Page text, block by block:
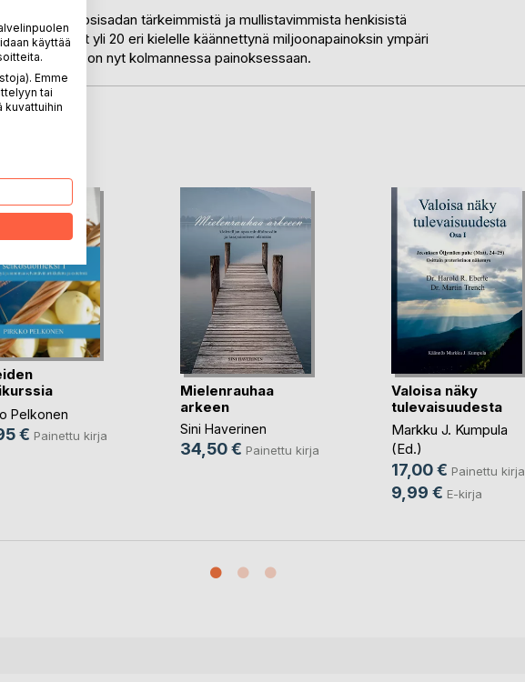
yksi 20. vuosisadan tärkeimmistä ja mullistavimmista henkisistä
on levinnyt yli 20 eri kielelle käännettynä miljoonapainoksin ympäri
2003 ja on nyt kolmannessa painoksessaan.
I
Pelkonen
€ Painettu kirja
Mielenrauhaa
arkeen
Sini Haverinen
34,50 € Painettu kirja
Valoisa näky
tulevaisuudesta
Markku J. Kumpula
(Ed.)
17,00 € Painettu kirja
9,99 € E-kirja
käyttää
Emme
tai
kuvattuihin